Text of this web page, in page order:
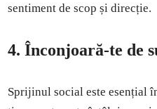
sentiment de scop și direcție.
4. Înconjoară-te de
Sprijinul social este esențial